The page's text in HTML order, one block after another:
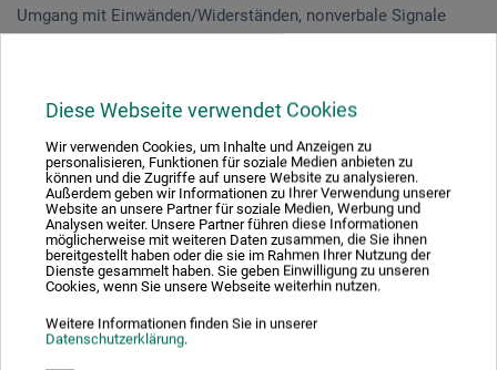
Diese Webseite verwendet Cookies
Wir verwenden Cookies, um Inhalte und Anzeigen zu
personalisieren, Funktionen für soziale Medien anbieten zu
können und die Zugriffe auf unsere Website zu analysieren.
Außerdem geben wir Informationen zu Ihrer Verwendung unserer
Website an unsere Partner für soziale Medien, Werbung und
Analysen weiter. Unsere Partner führen diese Informationen
möglicherweise mit weiteren Daten zusammen, die Sie ihnen
bereitgestellt haben oder die sie im Rahmen Ihrer Nutzung der
Dienste gesammelt haben. Sie geben Einwilligung zu unseren
Cookies, wenn Sie unsere Webseite weiterhin nutzen.
Weitere Informationen finden Sie in unserer
Datenschutzerklärung.
Umgang mit Einwänden/Widerständen, nonverbale Signale
Sie bringen ein eigenes Kunstwerk mit.
Aarberg | 2 Tage 06.09.-07.09.2022
Rückmeldungen von Teilnehmenden:
"Wirklich pragmatische und wertvolle Tipps. Mit Humor und
vielen eigenen Erfahrungen vermittelt."